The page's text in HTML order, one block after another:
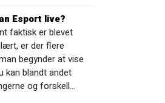
Esport live?
faktisk er blevet
er der flere
begynder at vise
kan blandt andet
og forskell…